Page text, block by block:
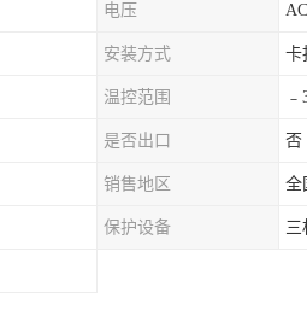
电压
安装方式 卡
温控范围
是否出口 否
销售地区 全
保护设备 三